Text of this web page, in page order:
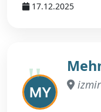
17.12.2025
izmir